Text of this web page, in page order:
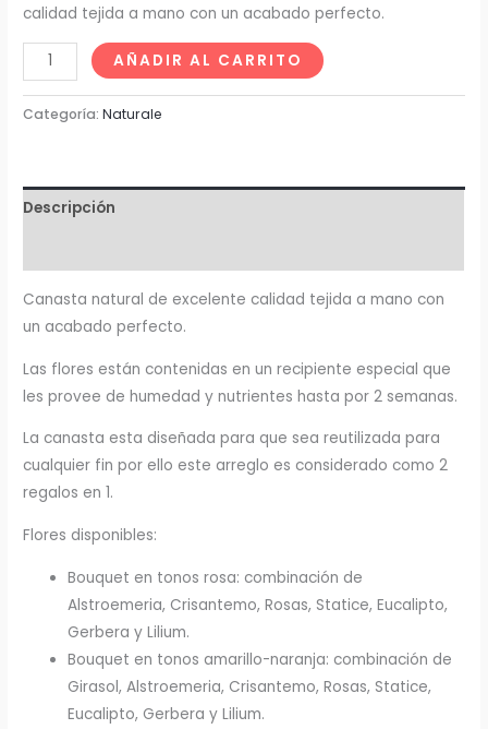
calidad tejida a mano con un acabado perfecto.
AÑADIR AL CARRITO
Categoría:Naturale
Descripción
Canasta natural de excelente calidad tejida a mano con
un acabado perfecto.
Las flores están contenidas en un recipiente especial que
les provee de humedad y nutrientes hasta por 2 semanas.
La canasta esta diseñada para que sea reutilizada para
cualquier fin por ello este arreglo es considerado como 2
regalos en 1.
Flores disponibles:
Bouquet en tonos rosa: combinación de
Alstroemeria, Crisantemo, Rosas, Statice, Eucalipto,
Gerbera y Lilium.
Bouquet en tonos amarillo-naranja: combinación de
Girasol, Alstroemeria, Crisantemo, Rosas, Statice,
Eucalipto, Gerbera y Lilium.